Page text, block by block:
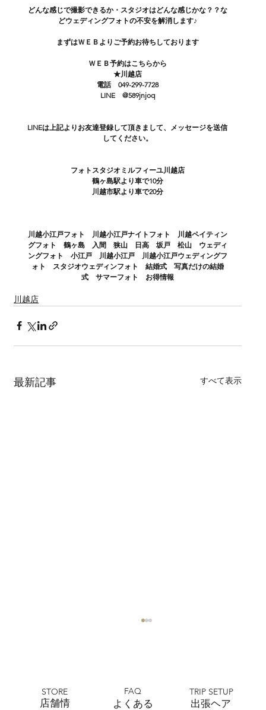
どんな感じで撮影できるか・スタジオはどんな感じかな？？な
どウェディングフォトの不安を解消します♪
まずはＷＥＢよりご予約お待ちしております
ＷＥＢ予約はこちらから
★川越店
電話　049-299-7728
LINE　@589jnjoq
LINEは上記よりお友達登録して頂きまして、メッセージを送信
してください。
フォトスタジオミルフィーユ川越店
鶴ヶ島駅より車で10分
川越市駅より車で20分
川越小江戸フォト　川越小江戸ナイトフォト　川越ペイティン
グフォト　鶴ヶ島　入間　狭山　日高　坂戸　松山　ウェディ
ングフォト　小江戸　川越小江戸　川越小江戸ウェディングフ
ォト　スタジオウェディンフォト　結婚式　写真だけの結婚
式　サマーフォト　お得情報
川越店
最新記事 すべて表示
STORE
​店舗情
FAQ
よくある
TRIP SETUP
出張ヘア